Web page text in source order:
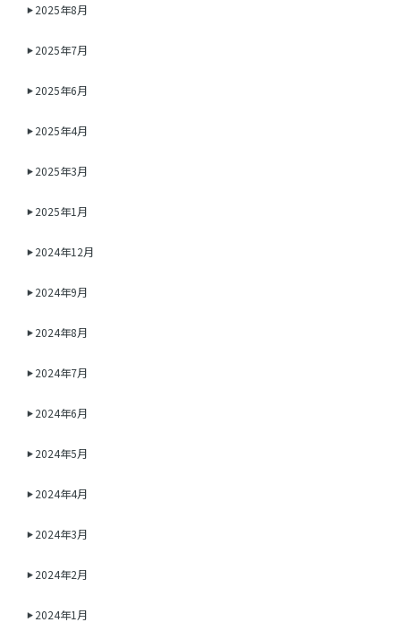
2025年8月
2025年7月
2025年6月
2025年4月
2025年3月
2025年1月
2024年12月
2024年9月
2024年8月
2024年7月
2024年6月
2024年5月
2024年4月
2024年3月
2024年2月
2024年1月